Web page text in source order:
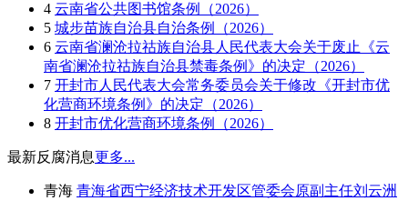
4 云南省公共图书馆条例（2026）
5 城步苗族自治县自治条例（2026）
6 云南省澜沧拉祜族自治县人民代表大会关于废止《云
南省澜沧拉祜族自治县禁毒条例》的决定（2026）
7 开封市人民代表大会常务委员会关于修改《开封市优
化营商环境条例》的决定（2026）
8 开封市优化营商环境条例（2026）
最新反腐消息更多...
青海 青海省西宁经济技术开发区管委会原副主任刘云洲